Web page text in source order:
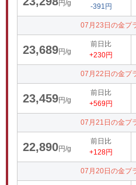
円/g
-391円
07月23日の金プ
23,689円/g
前日比
+230円
07月22日の金プ
23,459円/g
前日比
+569円
07月21日の金プ
22,890円/g
前日比
+128円
07月20日の金プ